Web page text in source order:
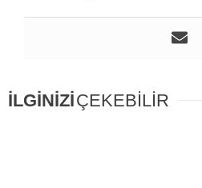
İLGİNİZİÇEKEBİLİR